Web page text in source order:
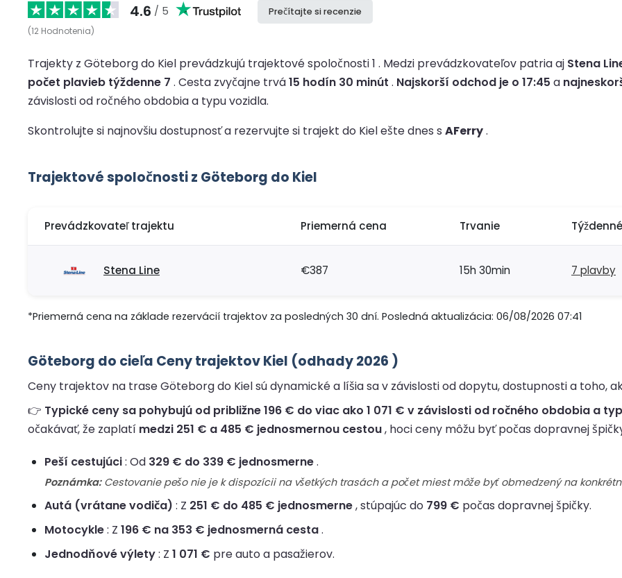
4.6 / 5
(12 Hodnotenia)
Prečítajte si recenzie
Trajekty z Göteborg do Kiel prevádzkujú trajektové spoločnosti 1 . Medzi prevádzkovateľov patria aj Stena
počet plavieb týždenne 7 . Cesta zvyčajne trvá15 hodín 30 minút . Najskorší odchod je o 17:45 a
závislosti od ročného obdobia a typu vozidla.
Skontrolujte si najnovšiu dostupnosť a rezervujte si trajekt do Kiel ešte dnes s AFerry.
Trajektové spoločnosti z Göteborg do Kiel
Prevádzkovateľ trajektu Priemerná cena Trvanie
Stena Line €387 15h 30min 7 plavby
*Priemerná cena na základe rezervácií trajektov za posledných 30 dní. Posledná aktualizácia: 06/08/2026 07:41
Göteborg do cieľa Ceny trajektov Kiel (odhady 2026 )
Ceny trajektov na trase Göteborg do Kiel sú dynamické a líšia sa v závislosti od dopytu, dostupnosti a toho,
👉 Typické ceny sa pohybujú od približne 196 € do viac ako 1 071 € v závislosti od ročného obdobia a
očakávať, že zaplatí medzi 251 € a 485 € jednosmernou cestou, hoci ceny môžu byť počas dopravnej
Peší cestujúci: Od 329 € do 339 € jednosmerne.
Poznámka:Cestovanie pešo nie je k dispozícii na všetkých trasách a počet miest môže byť obmedzený na
Autá (vrátane vodiča) : Z 251 € do 485 € jednosmerne, stúpajúc do 799 € počas dopravnej špičky.
Motocykle: Z 196 € na 353 € jednosmerná cesta.
Jednodňové výlety: Z 1 071 € pre auto a pasažierov.